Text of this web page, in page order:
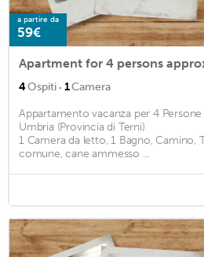
a partire da
59€
Apartment for 4 persons
4Ospiti · 1Camera
Appartamento vacanza per 4 Persone
Umbria (Provincia di Terni)
1 Camera da letto, 1 Bagno, Camino,
comune, cane ammesso ...